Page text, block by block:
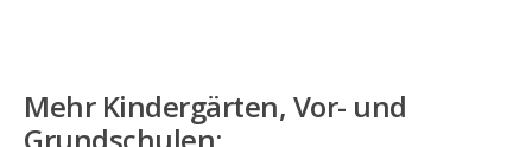
Mehr Kindergärten, Vor- und